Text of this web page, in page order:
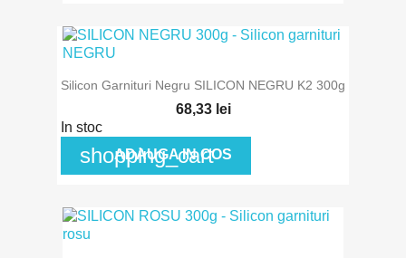
Silicon Garnituri Negru SILICON NEGRU K2 300g
68,33 lei
In stoc
shopping_cart
ADAUGA IN COS